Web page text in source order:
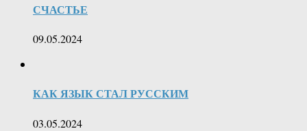
СЧАСТЬЕ
09.05.2024
КАК ЯЗЫК СТАЛ РУССКИМ
03.05.2024